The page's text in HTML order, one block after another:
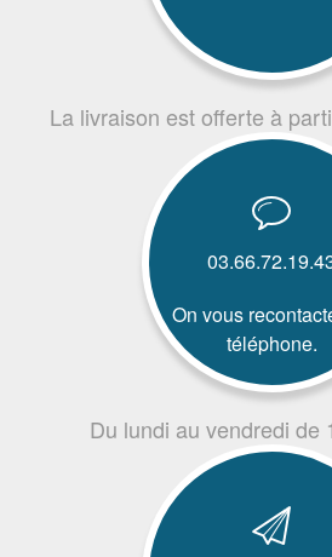
La livraison est offerte à
On vous
téléphone.
Du lundi au vendredi de